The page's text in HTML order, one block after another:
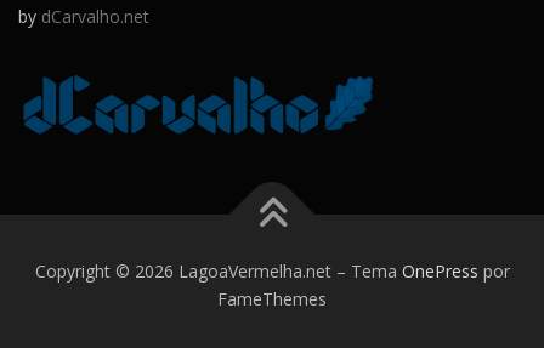
by dCarvalho.net
Copyright © 2026 LagoaVermelha.net – Tema OnePress por
FameThemes